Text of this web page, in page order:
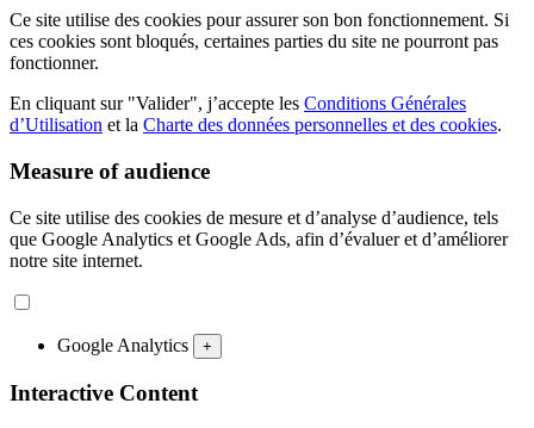
Ce site utilise des cookies pour assurer son bon fonctionnement. Si
ces cookies sont bloqués, certaines parties du site ne pourront pas
fonctionner.
En cliquant sur "Valider", j’accepte les Conditions Générales
d’Utilisation et la Charte des données personnelles et des cookies.
Measure of audience
Ce site utilise des cookies de mesure et d’analyse d’audience, tels
que Google Analytics et Google Ads, afin d’évaluer et d’améliorer
notre site internet.
Google Analytics +
Interactive Content